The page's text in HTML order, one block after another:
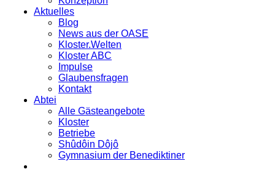
Aktuelles
Blog
News aus der OASE
Kloster.Welten
Kloster ABC
Impulse
Glaubensfragen
Kontakt
Abtei
Alle Gästeangebote
Kloster
Betriebe
Shûdôin Dôjô
Gymnasium der Benediktiner